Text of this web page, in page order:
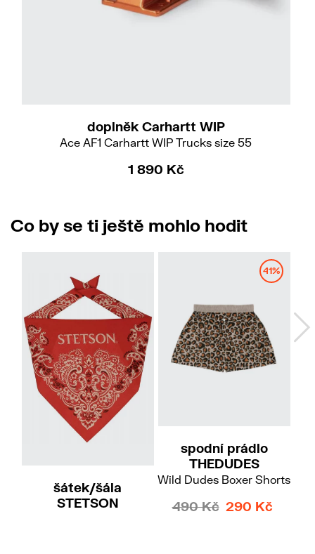
doplněk Carhartt WIP
Ace AF1 Carhartt WIP Trucks size 55
1 890 Kč
Co by se ti ještě mohlo hodit
šátek/šála
STETSON
41%
spodní prádlo
THEDUDES
Wild Dudes Boxer Shorts
490 Kč 290 Kč